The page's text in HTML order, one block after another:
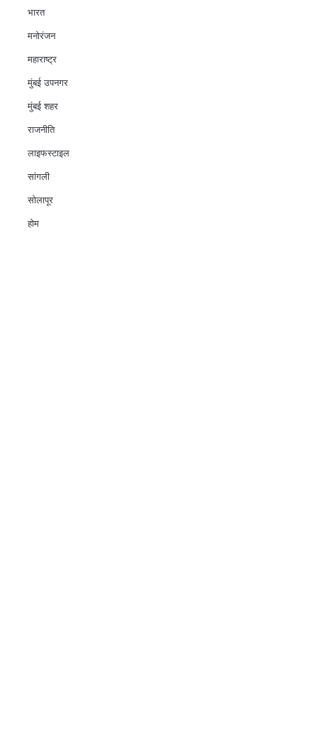
भारत
मनोरंजन
महाराष्ट्र
मुंबई उपनगर
मुंबई शहर
राजनीति
लाइफस्टाइल
सांगली
सोलापूर
होम